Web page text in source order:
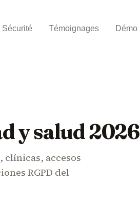
Sécurité Témoignages Démo
y salud 2026
clínicas, accesos
RGPD del